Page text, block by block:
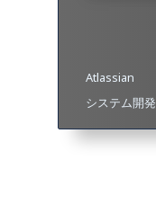
Atlassian
システム開発